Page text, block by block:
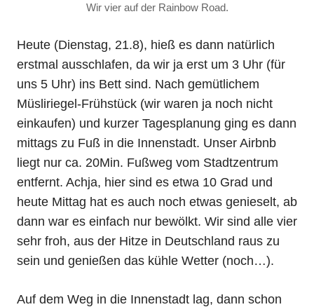
Wir vier auf der Rainbow Road.
Heute (Dienstag, 21.8), hieß es dann natürlich
erstmal ausschlafen, da wir ja erst um 3 Uhr (für
uns 5 Uhr) ins Bett sind. Nach gemütlichem
Müsliriegel-Frühstück (wir waren ja noch nicht
einkaufen) und kurzer Tagesplanung ging es dann
mittags zu Fuß in die Innenstadt. Unser Airbnb
liegt nur ca. 20Min. Fußweg vom Stadtzentrum
entfernt. Achja, hier sind es etwa 10 Grad und
heute Mittag hat es auch noch etwas genieselt, ab
dann war es einfach nur bewölkt. Wir sind alle vier
sehr froh, aus der Hitze in Deutschland raus zu
sein und genießen das kühle Wetter (noch…).
Auf dem Weg in die Innenstadt lag, dann schon